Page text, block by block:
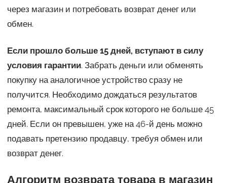
через магазин и потребовать возврат денег или
обмен.
Если прошло больше 15 дней, вступают в силу
условия гарантии. Забрать деньги или обменять
покупку на аналогичное устройство сразу не
получится. Необходимо дождаться результатов
ремонта, максимальный срок которого не больше 45
дней. Если он превышен, уже на 46-й день можно
подавать претензию продавцу, требуя обмен или
возврат денег.
Алгоритм возврата товара в магазин